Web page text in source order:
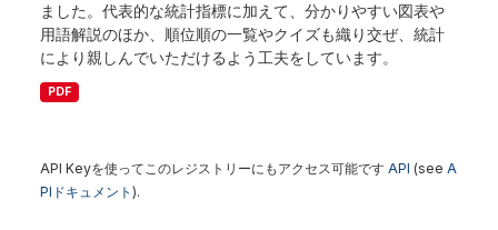
ました。代表的な統計指標に加えて、分かりやすい図表や
用語解説のほか、順位順の一覧やクイズも織り交ぜ、統計
により親しんでいただけるよう工夫をしています。
PDF
API Keyを使ってこのレジストリーにもアクセス可能です API (see A
PIドキュメント ).